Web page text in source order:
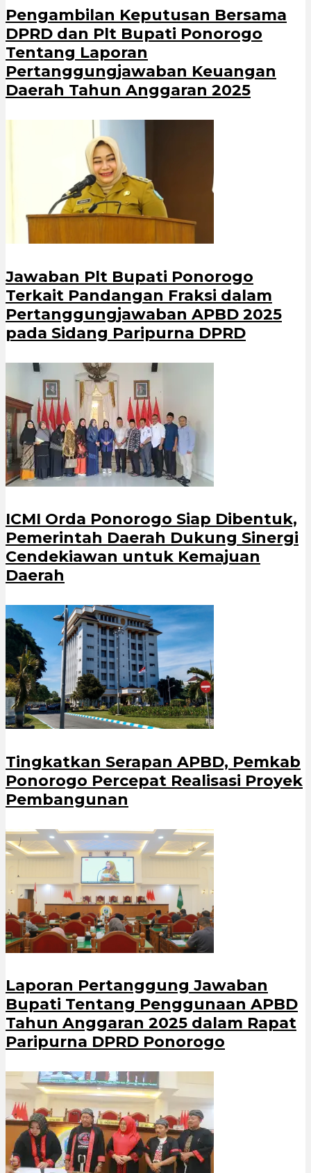
Pengambilan Keputusan Bersama
DPRD dan Plt Bupati Ponorogo
Tentang Laporan
Pertanggungjawaban Keuangan
Daerah Tahun Anggaran 2025
Jawaban Plt Bupati Ponorogo
Terkait Pandangan Fraksi dalam
Pertanggungjawaban APBD 2025
pada Sidang Paripurna DPRD
ICMI Orda Ponorogo Siap Dibentuk,
Pemerintah Daerah Dukung Sinergi
Cendekiawan untuk Kemajuan
Daerah
Tingkatkan Serapan APBD, Pemkab
Ponorogo Percepat Realisasi Proyek
Pembangunan
Laporan Pertanggung Jawaban
Bupati Tentang Penggunaan APBD
Tahun Anggaran 2025 dalam Rapat
Paripurna DPRD Ponorogo